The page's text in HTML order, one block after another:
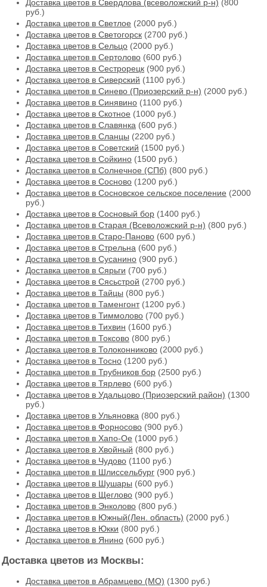
Доставка цветов в Свердлова (всеволожский р-н) (800
руб.)
Доставка цветов в Светлое (2000 руб.)
Доставка цветов в Светогорск (2700 руб.)
Доставка цветов в Сельцо (2000 руб.)
Доставка цветов в Сертолово (600 руб.)
Доставка цветов в Сестрорецк (900 руб.)
Доставка цветов в Сиверский (1100 руб.)
Доставка цветов в Синево (Приозерский р-н) (2000 руб.)
Доставка цветов в Синявино (1100 руб.)
Доставка цветов в Скотное (1000 руб.)
Доставка цветов в Славянка (600 руб.)
Доставка цветов в Сланцы (2200 руб.)
Доставка цветов в Советский (1500 руб.)
Доставка цветов в Сойкино (1500 руб.)
Доставка цветов в Солнечное (СПб) (800 руб.)
Доставка цветов в Сосново (1200 руб.)
Доставка цветов в Сосновское сельское поселение (2000
руб.)
Доставка цветов в Сосновый бор (1400 руб.)
Доставка цветов в Старая (Всеволожский р-н) (800 руб.)
Доставка цветов в Старо-Паново (600 руб.)
Доставка цветов в Стрельна (600 руб.)
Доставка цветов в Сусанино (900 руб.)
Доставка цветов в Сярьги (700 руб.)
Доставка цветов в Сясьстрой (2700 руб.)
Доставка цветов в Тайцы (800 руб.)
Доставка цветов в Таменгонт(1200 руб.)
Доставка цветов в Тиммолово (700 руб.)
Доставка цветов в Тихвин (1600 руб.)
Доставка цветов в Токсово (800 руб.)
Доставка цветов в Толоконниково (2000 руб.)
Доставка цветов в Тосно (1200 руб.)
Доставка цветов в Трубников бор (2500 руб.)
Доставка цветов в Тярлево (600 руб.)
Доставка цветов в Удальцово (Приозерский район) (1300
руб.)
Доставка цветов в Ульяновка (800 руб.)
Доставка цветов в Форносово (900 руб.)
Доставка цветов в Хапо-Ое (1000 руб.)
Доставка цветов в Хвойный (800 руб.)
Доставка цветов в Чудово (1100 руб.)
Доставка цветов в Шлиссельбург (900 руб.)
Доставка цветов в Шушары (600 руб.)
Доставка цветов в Щеглово (900 руб.)
Доставка цветов в Энколово (800 руб.)
Доставка цветов в Южный(Лен. область) (2000 руб.)
Доставка цветов в Юкки (800 руб.)
Доставка цветов в Янино (600 руб.)
Доставка цветов из Москвы:
Доставка цветов в Абрамцево (МО) (1300 руб.)